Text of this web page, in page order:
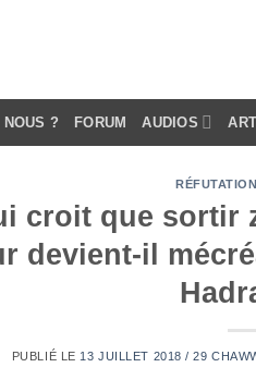
? FORUM AUDIOS
croit que sortir
devient-il
PUBLIÉ LE 13 JUILLET 2018 / 29